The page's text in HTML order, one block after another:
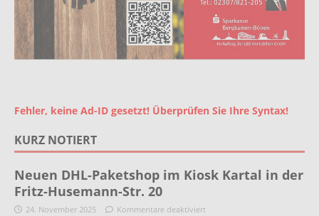
Fehler, keine Ad-ID gesetzt! Überprüfen Sie Ihre Syntax!
KURZ NOTIERT
Neuen DHL-Paketshop im Kiosk Kartal in der
Fritz-Husemann-Str. 20
24. November 2025 Kommentare deaktiviert